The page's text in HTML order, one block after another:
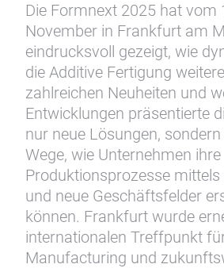
Die Formnext 2025 hat vom
November in Frankfurt am
eindrucksvoll gezeigt, wie
die Additive Fertigung
zahlreichen Neuheiten und
Entwicklungen präsentierte
nur neue Lösungen,
Wege, wie Unternehmen ihre
Produktionsprozesse
und neue Geschäftsfelder
können. Frankfurt wurde
internationalen Treffpunkt
Manufacturing und